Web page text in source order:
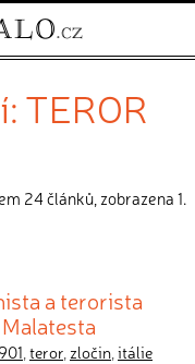
TEROR
24 článků, zobrazena 1.
a terorista
,teror, zločin,itálie